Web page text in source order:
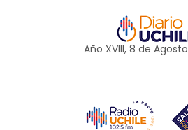
Año XVIII, 8 de Agosto